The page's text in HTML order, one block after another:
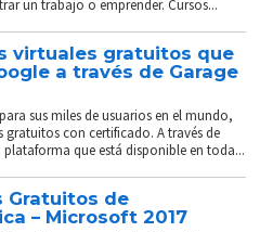
un trabajo o emprender. Cursos...
virtuales gratuitos que
a través de Garage
sus miles de usuarios en el mundo,
gratuitos con certificado. A través de
plataforma que está disponible en toda...
Gratuitos de
– Microsoft 2017